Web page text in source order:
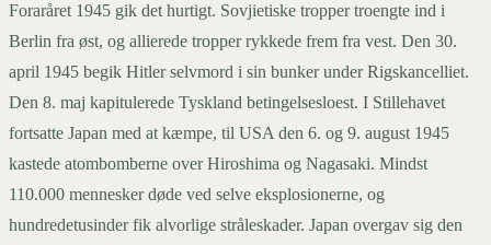
Foraråret 1945 gik det hurtigt. Sovjietiske tropper troengte ind i
Berlin fra øst, og allierede tropper rykkede frem fra vest. Den 30.
april 1945 begik Hitler selvmord i sin bunker under Rigskancelliet.
Den 8. maj kapitulerede Tyskland betingelsesloest. I Stillehavet
fortsatte Japan med at kæmpe, til USA den 6. og 9. august 1945
kastede atombomberne over Hiroshima og Nagasaki. Mindst
110.000 mennesker døde ved selve eksplosionerne, og
hundredetusinder fik alvorlige stråleskader. Japan overgav sig den